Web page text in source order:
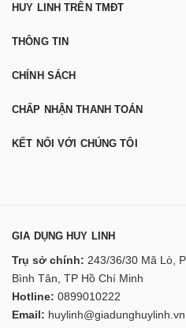
HUY LINH TRÊN TMĐT
THÔNG TIN
CHÍNH SÁCH
CHẤP NHẬN THANH TOÁN
KẾT NỐI VỚI CHÚNG TÔI
GIA DỤNG HUY LINH
Trụ sở chính: 243/36/30 Mã Lò,
Bình Tân, TP Hồ Chí Minh
Hotline: 0899010222
Email: huylinh@giadunghuylinh.vn